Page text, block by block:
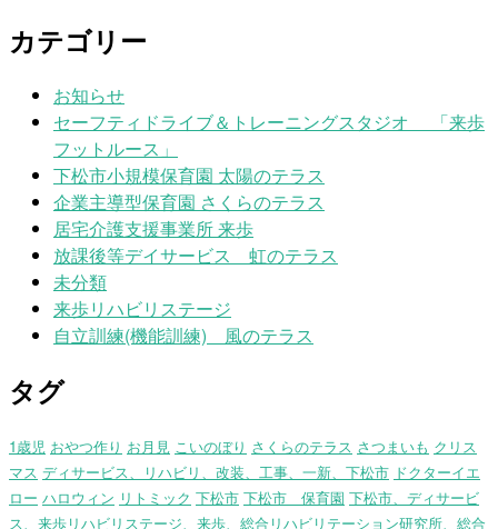
カテゴリー
お知らせ
セーフティドライブ＆トレーニングスタジオ 「来歩
フットルース」
下松市小規模保育園 太陽のテラス
企業主導型保育園 さくらのテラス
居宅介護支援事業所 来歩
放課後等デイサービス 虹のテラス
未分類
来歩リハビリステージ
自立訓練(機能訓練) 風のテラス
タグ
1歳児 おやつ作り お月見 こいのぼり さくらのテラス さつまいも クリス
マス ディサービス、リハビリ、改装、工事、一新、下松市 ドクターイエ
ロー ハロウィン リトミック 下松市 下松市 保育園 下松市、ディサービ
ス、来歩リハビリステージ、来歩、総合リハビリテーション研究所、総合